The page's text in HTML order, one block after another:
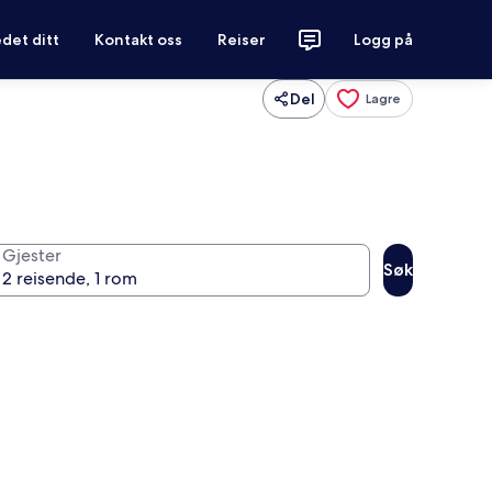
ditt Kontakt oss Reiser Logg på
Del Lagre
Gjester
Søk